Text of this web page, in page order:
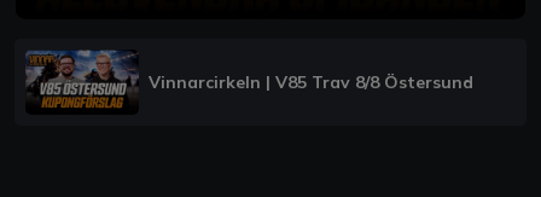
Vinnarcirkeln | V85 Trav 8/8 Östersund